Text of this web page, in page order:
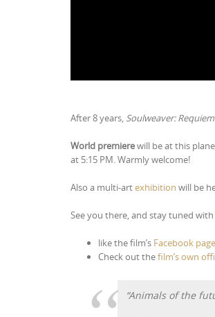
After 8 years, Soulweaver:
World premierewill be at this
at 5:15 PM. Warmly welcome!
Also a multi-artexhibition will be
See you there, and stay tuned with
like the film’s Facebook page
Check out thefilm’s own
“Animals of the